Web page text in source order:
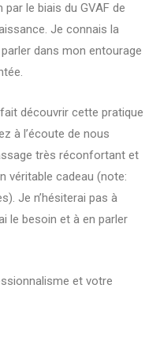
par le biais du GVAF de
Je connais la
dans mon entourage
découvrir cette pratique
à l’écoute de nous
très réconfortant et
véritable cadeau (note:
Je n’hésiterai pas à
le besoin et à en parler
et votre